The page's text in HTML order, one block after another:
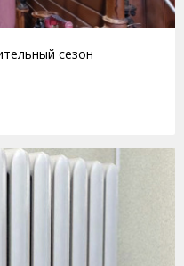
сезон